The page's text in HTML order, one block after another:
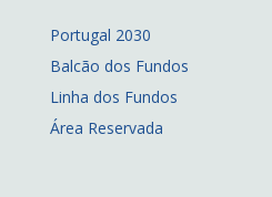
Portugal 2030
Balcão dos Fundos
Linha dos Fundos
Área Reservada